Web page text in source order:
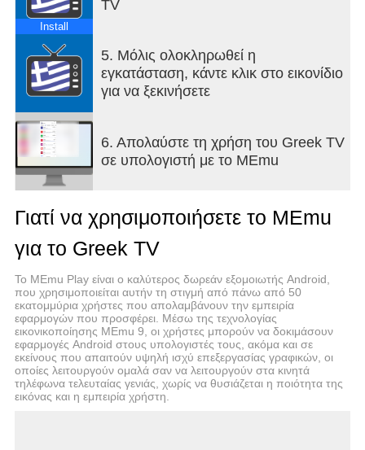
big screen with integrated Chromecast
compatibility.
Disclaimer: This app provides access to free,
publicly available streams from broadcasters. It
does not host or own any content but curates
official streams for a convenient viewing
experience.
Install
TV
5. Μόλις ολοκληρωθεί η
εγκατάσταση, κάντε κλικ στο εικονίδιο
για να ξεκινήσετε
6. Απολαύστε τη χρήση του Greek TV
σε υπολογιστή με το MEmu
Γιατί να χρησιμοποιήσετε το MEmu
για το Greek TV
Το MEmu Play είναι ο καλύτερος δωρεάν εξομοιωτής Android,
που χρησιμοποιείται αυτήν τη στιγμή από πάνω από 50
εκατομμύρια χρήστες που απολαμβάνουν την εμπειρία
εφαρμογών που προσφέρει. Μέσω της τεχνολογίας
εικονικοποίησης MEmu 9, οι χρήστες μπορούν να δοκιμάσουν
εφαρμογές Android στους υπολογιστές τους, ακόμα και σε
εκείνους που απαιτούν υψηλή ισχύ επεξεργασίας γραφικών, οι
οποίες λειτουργούν ομαλά σαν να λειτουργούν στα κινητά
τηλέφωνα τελευταίας γενιάς, χωρίς να θυσιάζεται η ποιότητα της
εικόνας και η εμπειρία χρήστη.